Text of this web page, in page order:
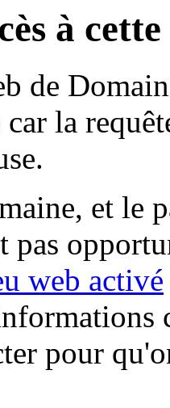
à
de
car la
et le
pas
web activé
pour